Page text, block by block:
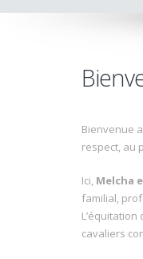
Bienvenue
respect, au
Ici, Melcha
familial,
cavaliers